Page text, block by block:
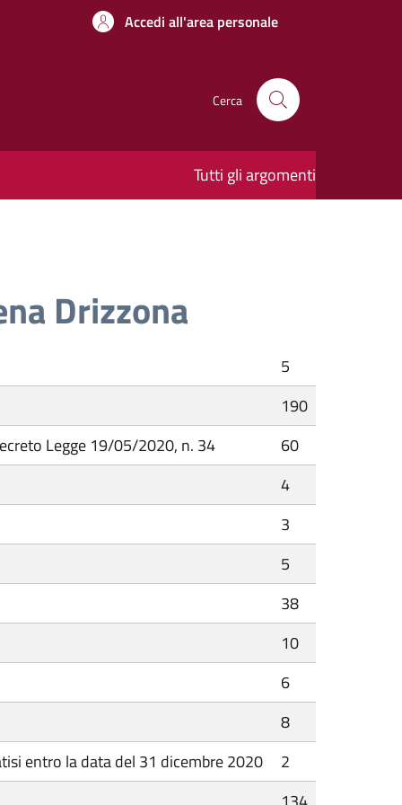
Accedi all'area personale
Cerca
Tutti gli argomenti
Drizzona
5
190
Legge 19/05/2020, n. 34
60
4
3
5
38
10
6
8
entro la data del 31 dicembre 2020
2